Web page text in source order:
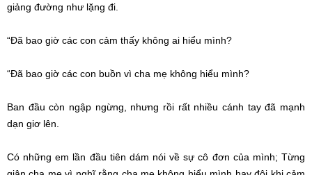
giảng đường như lặng đi.
“Đã bao giờ các con cảm thấy không ai hiểu mình?
“Đã bao giờ các con buồn vì cha mẹ không hiểu mình?
Ban đầu còn ngập ngừng, nhưng rồi rất nhiều cánh tay đã mạnh
dạn giơ lên.
Có những em lần đầu tiên dám nói về sự cô đơn của mình; Từng